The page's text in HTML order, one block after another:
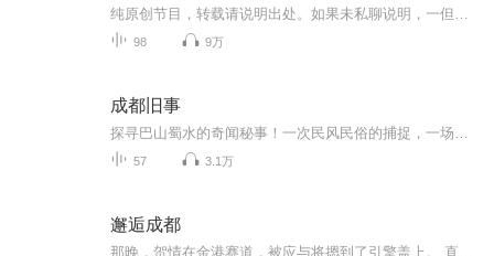
98 9万
成都旧事
57 3.1万
邂逅成都